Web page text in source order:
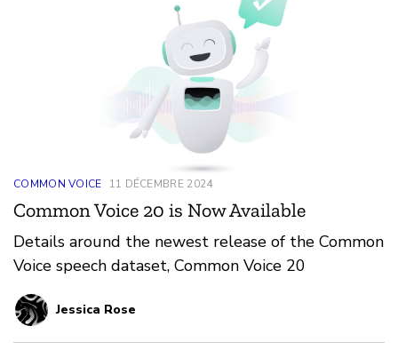
COMMON VOICE 11 DÉCEMBRE 2024
Common Voice 20 is Now Available
Details around the newest release of the Common
Voice speech dataset, Common Voice 20
Jessica Rose